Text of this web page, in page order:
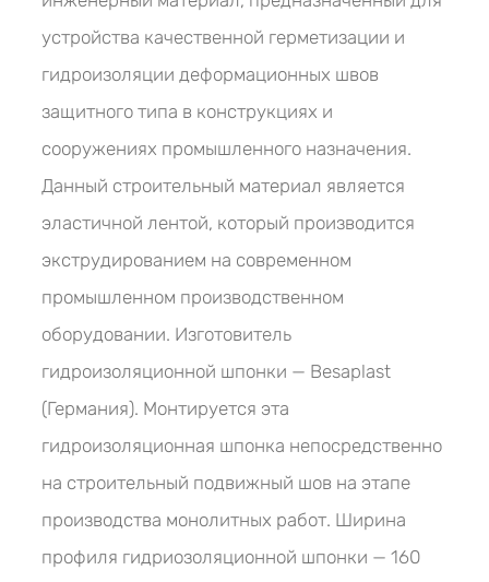
устройства качественной герметизации и
гидроизоляции деформационных швов
защитного типа в конструкциях и
сооружениях промышленного назначения.
Данный строительный материал является
эластичной лентой, который производится
экструдированием на современном
промышленном производственном
оборудовании. Изготовитель
гидроизоляционной шпонки — Besaplast
(Германия). Монтируется эта
гидроизоляционная шпонка непосредственно
на строительный подвижный шов на этапе
производства монолитных работ. Ширина
профиля гидриозоляционной шпонки — 160